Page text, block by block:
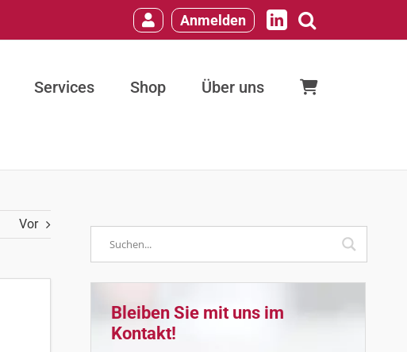
Anmelden LinkedIn
Services Shop Über uns
Vor
Bleiben Sie mit uns im
Kontakt!